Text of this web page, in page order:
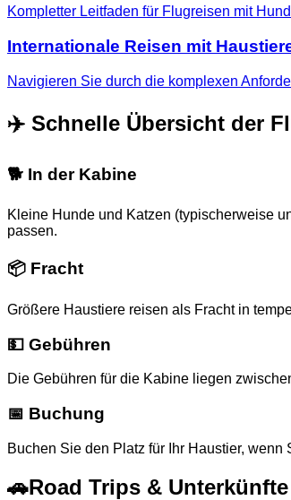
Kompletter Leitfaden für Flugreisen mit
Internationale Reisen mit
Navigieren Sie durch die komplexen
✈️ Schnelle Übersicht der
🐕 In der Kabine
Kleine Hunde und Katzen (typischerweise
passen.
📦 Fracht
Größere Haustiere reisen als Fracht in
💵 Gebühren
Die Gebühren für die Kabine liegen
📅 Buchung
Buchen Sie den Platz für Ihr Haustier,
🚗Road Trips & Unterkünfte